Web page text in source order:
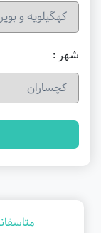
شهر :